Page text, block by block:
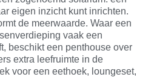
eigen inzicht kunt inrichten.
de meerwaarde. Waar een
vaak een
beschikt een penthouse over
extra leefruimte in de
voor een eethoek, loungeset,